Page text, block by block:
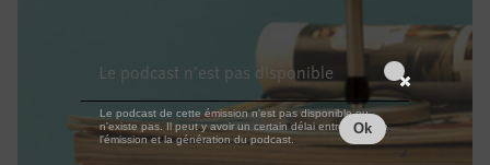
Le podcast n'est pas disponible
Le podcast de cette émission n'est pas disponible ou
n'existe pas. Il peut y avoir un certain délai entre la fin de
l'émission et la génération du podcast.
Ok